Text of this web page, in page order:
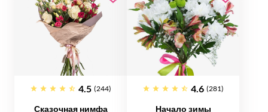
4.5 (244)
Сказочная нимфа
4.6 (281)
Начало зимы